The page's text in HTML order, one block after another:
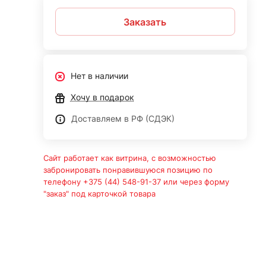
Заказать
Нет в наличии
Хочу в подарок
Доставляем в РФ (СДЭК)
Сайт работает как витрина, с возможностью
забронировать понравившуюся позицию по
телефону +375 (44) 548-91-37 или через форму
"заказ" под карточкой товара